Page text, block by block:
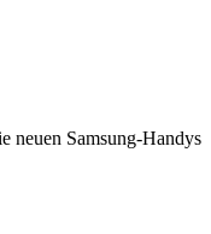
neuen Samsung-Handys